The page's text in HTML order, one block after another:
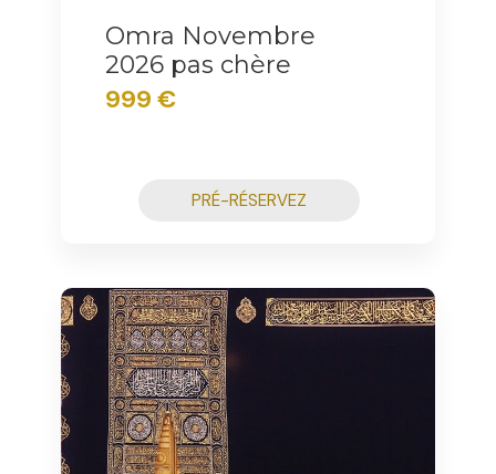
Omra Novembre
2026 pas chère
999 €
PRÉ-RÉSERVEZ